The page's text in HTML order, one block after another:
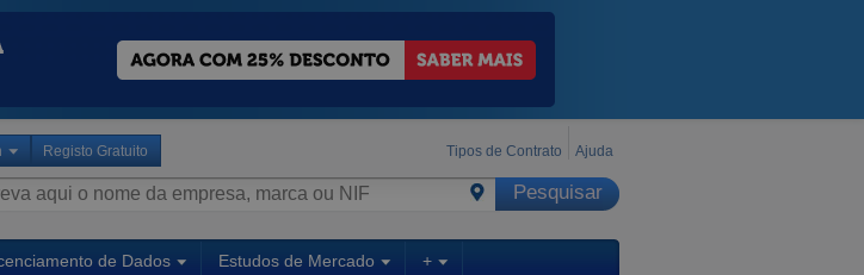
Registo Gratuito Tipos de Contrato Ajuda
de Dados Estudos de Mercado +